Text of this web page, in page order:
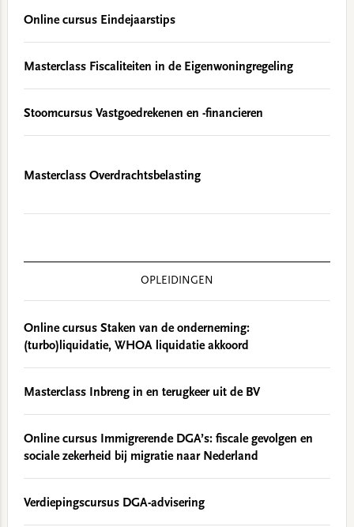
Online cursus Eindejaarstips
Masterclass Fiscaliteiten in de Eigenwoningregeling
Stoomcursus Vastgoedrekenen en -financieren
Masterclass Overdrachtsbelasting
OPLEIDINGEN
Online cursus Staken van de onderneming:
(turbo)liquidatie, WHOA liquidatie akkoord
Masterclass Inbreng in en terugkeer uit de BV
Online cursus Immigrerende DGA’s: fiscale gevolgen en
sociale zekerheid bij migratie naar Nederland
Verdiepingscursus DGA-advisering